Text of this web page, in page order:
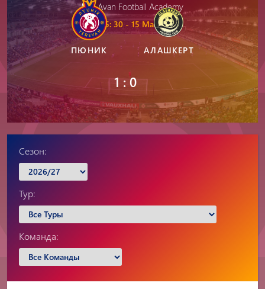
Avan Football Academy
15: 30 - 15 Mar, 2026
ПЮНИК
1 : 0
АЛАШКЕРТ
Сезон:
Тур:
Команда: